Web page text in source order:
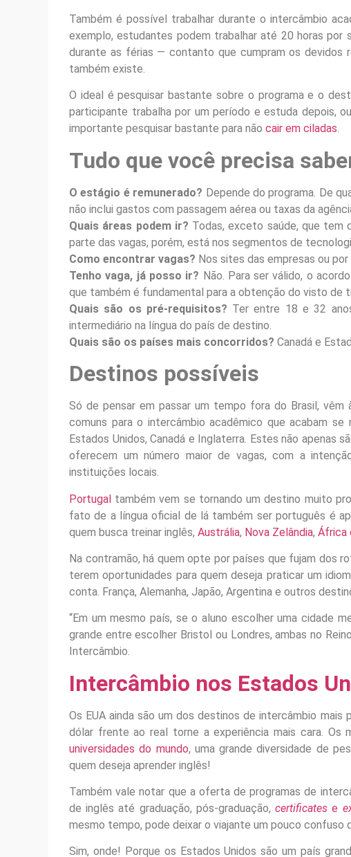
Também é possível trabalhar durante o intercâmbio
exemplo, estudantes podem trabalhar até 20 horas por
durante as férias — contanto que cumpram os devidos
também existe.
O ideal é pesquisar bastante sobre o programa e o
participante trabalha por um período e estuda depois,
importante pesquisar bastante para não cair em ciladas.
Tudo que você precisa
O estágio é remunerado? Depende do programa. De
não inclui gastos com passagem aérea ou taxas da
Quais áreas podem ir? Todas, exceto saúde, que tem
parte das vagas, porém, está nos segmentos de
Como encontrar vagas? Nos sites das empresas ou
Tenho vaga, já posso ir? Não. Para ser válido, o
que também é fundamental para a obtenção do visto de
Quais são os pré-requisitos? Ter entre 18 e 32
intermediário na língua do país de destino.
Quais são os países mais concorridos? Canadá e
Destinos possíveis
Só de pensar em passar um tempo fora do Brasil,
comuns para o intercâmbio acadêmico que acabam
Estados Unidos, Canadá e Inglaterra. Estes não apenas
oferecem um número maior de vagas, com a
instituições locais.
Portugal também vem se tornando um destino muito
fato de a língua oficial de lá também ser português é
quem busca treinar inglês, Austrália, Nova Zelândia, África
Na contramão, há quem opte por países que fujam dos
terem oportunidades para quem deseja praticar um
conta. França, Alemanha, Japão, Argentina e outros
“Em um mesmo país, se o aluno escolher uma cidade
grande entre escolher Bristol ou Londres, ambas no
Intercâmbio.
Intercâmbio nos Estados
Os EUA ainda são um dos destinos de intercâmbio
dólar frente ao real torne a experiência mais cara. Os
universidades do mundo, uma grande diversidade de
quem deseja aprender inglês!
Também vale notar que a oferta de programas de
de inglês até graduação, pós-graduação,certificates e
mesmo tempo, pode deixar o viajante um pouco confuso
Sim, onde! Porque os Estados Unidos são um país